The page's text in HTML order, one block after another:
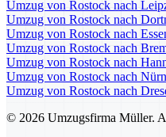
Umzug von Rostock nach
Umzug von Rostock nach
Umzug von Rostock nach
Umzug von Rostock nach
Umzug von Rostock nach
Umzug von Rostock nach
Umzug von Rostock nach
© 2026 Umzugsfirma Müller.